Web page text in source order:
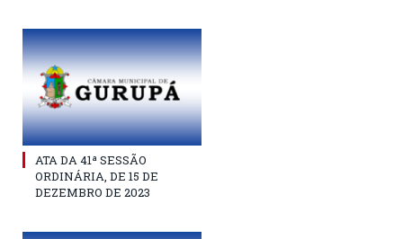
ATA DA 41ª SESSÃO
ORDINÁRIA, DE 15 DE
DEZEMBRO DE 2023